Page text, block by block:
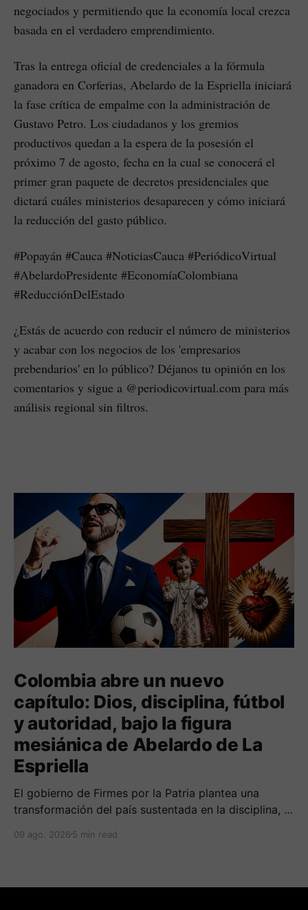
negociados y permitiendo que la economía local crezca
basada en el verdadero emprendimiento.
Tras la entrega oficial de credenciales a la fórmula
ganadora en Corferias, Abelardo de la Espriella iniciará
la fase crítica de empalme con la administración de
Gustavo Petro. Los ciudadanos y los gremios
productivos quedan a la espera de la posesión el
próximo 7 de agosto, fecha en la cual se conocerá el
primer gran paquete de decretos presidenciales que
dictará cuáles ministerios desaparecen y cómo iniciará
la reducción del gasto público.
#Popayán #Cauca #NoticiasCauca #PeriódicoVirtual
#AbelardoPresidente #EconomíaColombiana
#ReducciónDelEstado
¿Estás de acuerdo con reducir el número de ministerios
y acabar con los negocios de los 'empresarios
prebendarios' en lo público? Déjanos tu opinión en los
comentarios y sigue a @periodicovirtual.com para más
análisis regional sin filtros.
Colombia abre un nuevo
capítulo: Dios, disciplina, fútbol
y autoridad, bajo la figura
mesiánica de Abelardo de La
Espriella
El gobierno de Firmes por la Patria plantea una
transformación del país sustentada en la disciplina, el
una mayor presencia de los uniformados en el
09 ago. 2026 5 min read